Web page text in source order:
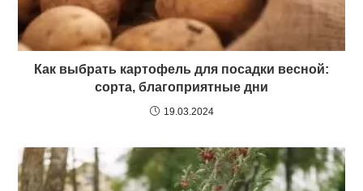
Как выбрать картофель для посадки весной:
сорта, благоприятные дни
19.03.2024